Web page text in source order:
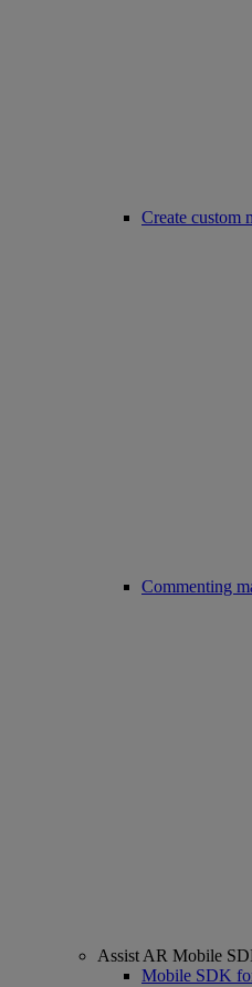
Create custom
Commenting
Assist AR Mobile
Mobile SDK